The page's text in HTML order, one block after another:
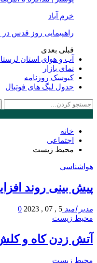
خرم آباد
راهپیمایی روز قدس در
قبلی بعدی
آب و هوای استان
نمای بازار
کیوسک روزنامه
جدول لیگ های فوتبال
خانه
اجتماعی
محیط زیست
هواشناسی
پیش بینی روند
مدیر امید 5 , 07 , 2023
0
محیط زیست
آتش زدن کاه و
محیط زیست